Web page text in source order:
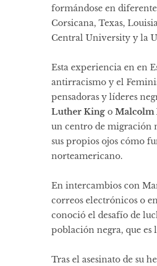
formándose en
Corsicana, Texas,
Central University y la
Esta experiencia en en
antirracismo y el
pensadoras y líderes
Luther King o Malcolm
un centro de migración
sus propios ojos cómo
norteamericano.
En intercambios con
correos electrónicos o
conoció el desafío de
población negra, que
Tras el asesinato de su